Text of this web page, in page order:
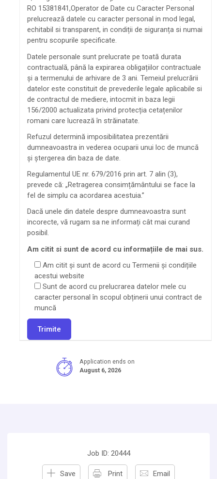
RO 15381841,Operator de Date cu Caracter Personal
prelucrează datele cu caracter personal in mod legal,
echitabil si transparent, in condiții de siguranța si numai
pentru scopurile specificate.
Datele personale sunt prelucrate pe toată durata
contractuală, până la expirarea obligațiilor contractuale
și a termenului de arhivare de 3 ani. Temeiul prelucrării
datelor este constituit de prevederile legale aplicabile si
de contractul de mediere, intocmit in baza legii
156/2000 actualizata privind protecția cetațenilor
romani care lucrează în străinatate.
Refuzul determină imposibilitatea prezentării
dumneavoastra in vederea ocuparii unui loc de muncă
și ștergerea din baza de date.
Regulamentul UE nr. 679/2016 prin art. 7 alin (3),
prevede că: „Retragerea consimțământului se face la
fel de simplu ca acordarea acestuia.”
Dacă unele din datele despre dumneavoastra sunt
incorecte, vă rugam sa ne informați cât mai curand
posibil.
Am citit si sunt de acord cu informațiile de mai sus.
Am citit și sunt de acord cu Termenii și condițiile
acestui website
Sunt de acord cu prelucrarea datelor mele cu
caracter personal în scopul obținerii unui contract de
muncă
Application ends on
August 6, 2026
Job ID: 20444
Save Print Email